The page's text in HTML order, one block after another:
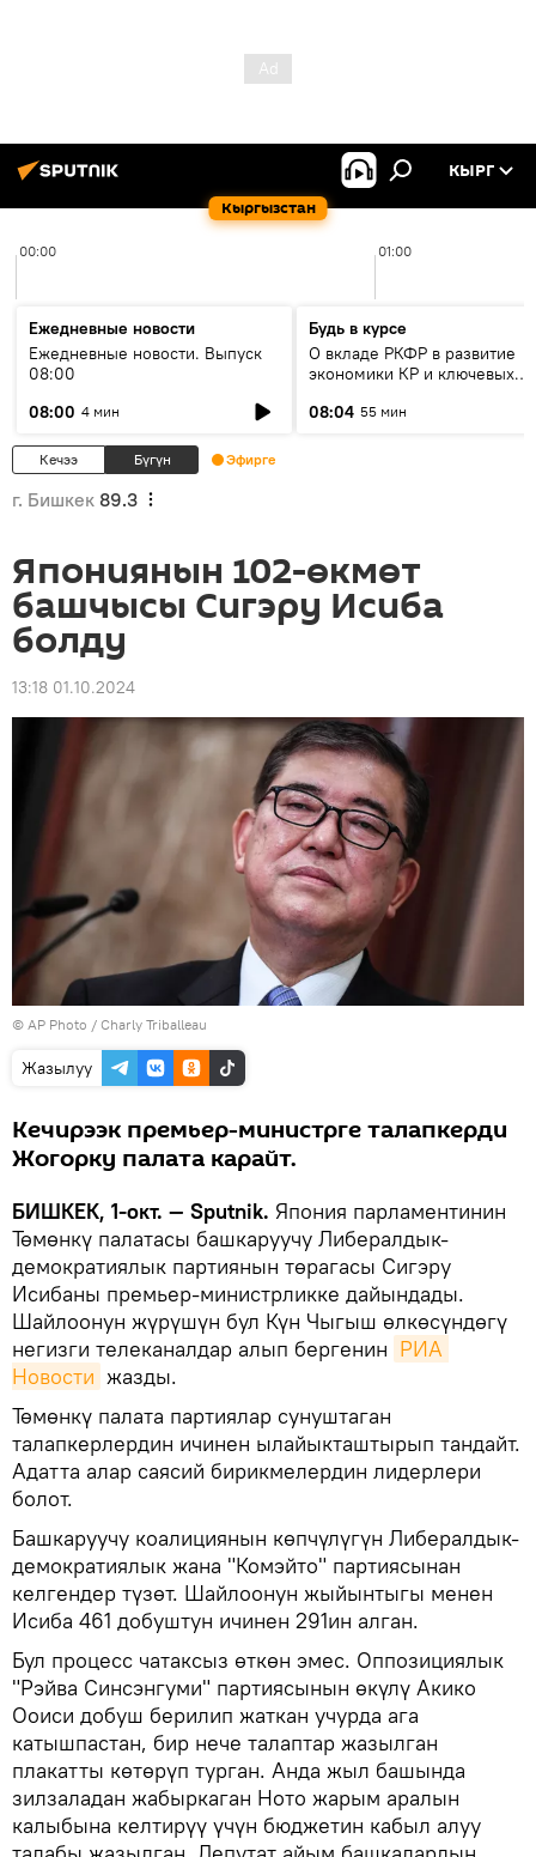
Кыргызстан
КЫРГ
00:00 01:00
Ежедневные новости
Ежедневные новости. Выпуск
08:00
08:00 4 мин
Будь в курсе
О вкладе РКФР в развитие
экономики КР и ключевых
08:04 55 мин
Кечээ Бүгүн Эфирге
г. Бишкек 89.3
Япониянын 102-өкмөт
башчысы Сигэру Исиба
болду
13:18 01.10.2024
© AP Photo / Charly Triballeau
Жазылуу
Кечирээк премьер-министрге талапкерди
Жогорку палата карайт.
БИШКЕК, 1-окт. — Sputnik. Япония парламентинин
Төмөнкү палатасы башкаруучу Либералдык-
демократиялык партиянын төрагасы Сигэру
Исибаны премьер-министрликке дайындады.
Шайлоонун жүрүшүн бул Күн Чыгыш өлкөсүндөгү
негизги телеканалдар алып бергенин РИА
Новости жазды.
Төмөнкү палата партиялар сунуштаган
талапкерлердин ичинен ылайыкташтырып тандайт.
Адатта алар саясий бирикмелердин лидерлери
болот.
Башкаруучу коалициянын көпчүлүгүн Либералдык-
демократиялык жана "Комэйто" партиясынан
келгендер түзөт. Шайлоонун жыйынтыгы менен
Исиба 461 добуштун ичинен 291ин алган.
Бул процесс чатаксыз өткөн эмес. Оппозициялык
"Рэйва Синсэнгуми" партиясынын өкүлү Акико
Ооиси добуш берилип жаткан учурда ага
катышпастан, бир нече талаптар жазылган
плакатты көтөрүп турган. Анда жыл башында
зилзаладан жабыркаган Ното жарым аралын
калыбына келтирүү үчүн бюджетин кабыл алуу